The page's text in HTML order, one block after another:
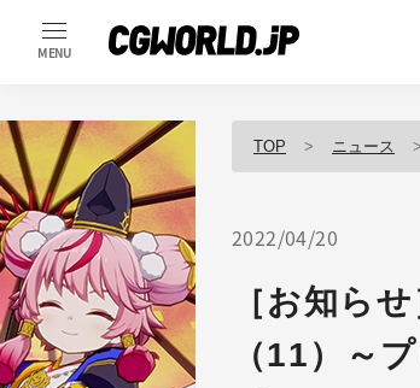
MENU
TOP ニュース
2022/04/20
［お知ら
（11）～